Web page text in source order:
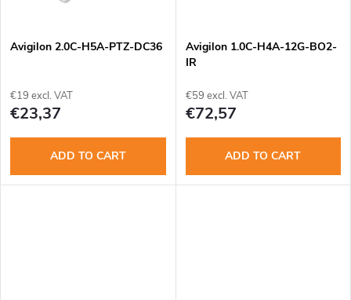
t
Avigilon 2.0C-H5A-PTZ-DC36
€19 excl. VAT
€23,37
ADD TO CART
Avigilon 1.0C-H4A-12G-BO2-
IR
€59 excl. VAT
€72,57
ADD TO CART